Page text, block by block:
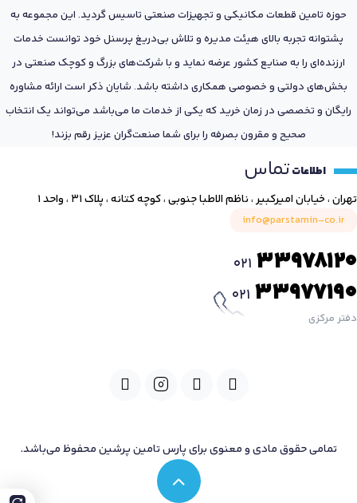
حوزه تامین قطعات مکانیکی و تجهیزات صنعتی تاسیس گردید. این مجموعه به
پشتوانه تجربه بالای هیئت مدیره و تلاش بی‌دریغ پرسنل خود توانست خدمات
ارزنده‌ای را به صنایع کشور عرضه نماید و با شرکت‌های بزرگ و کوچک صنعتی در
بخش‌های دولتی و خصوصی همکاری داشته باشد. شایان ذکر است ارائه مشاوره
رایگان و تخصصی در زمان خرید که یکی از خدمات ما می‌باشد می‌تواند یک انتخاب
صحیح و مقرون بصرفه را برای شما صنعت‌گران عزیز رقم بزند!
اطلاعاتتماس
تهران ، خیابان امیرکبیر ، ناظم الاطبا جنوبی ، کوچه کتانه ، پلاک ۳۱ ، واحد ۱
info@parstamin-co.ir
021 33978120
021 33977190
دفتر مرکزی
تمامی حقوق مادی و معنوی برای پارس تامین پرشین محفوظ می‌باشد.